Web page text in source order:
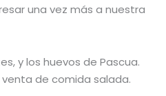
una vez más a nuestra
y los huevos de Pascua.
de comida salada.